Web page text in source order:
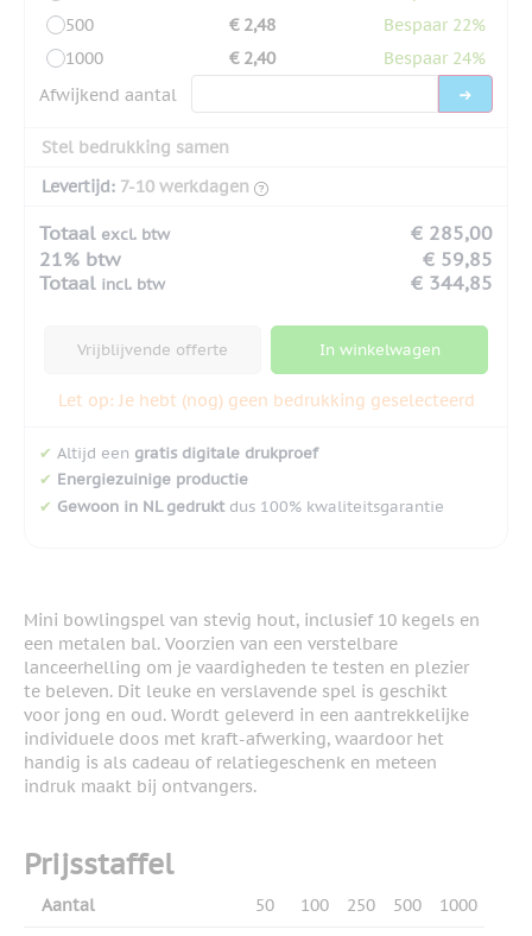
500
€ 2,48
Bespaar 22%
1000
€ 2,40
Bespaar 24%
Afwijkend aantal
Stel bedrukking samen
Levertijd: 7-10 werkdagen
Totaal excl. btw
€ 285,00
21% btw
€ 59,85
Totaal incl. btw € 344,85
Vrijblijvende offerte In winkelwagen
Let op: Je hebt (nog) geen bedrukking geselecteerd
✔ Altijd een gratis digitale drukproef
✔ Energiezuinige productie
✔ Gewoon in NL gedruktdus 100% kwaliteitsgarantie
Mini bowlingspel van stevig hout, inclusief 10 kegels en
een metalen bal. Voorzien van een verstelbare
lanceerhelling om je vaardigheden te testen en plezier
te beleven. Dit leuke en verslavende spel is geschikt
voor jong en oud. Wordt geleverd in een aantrekkelijke
individuele doos met kraft-afwerking, waardoor het
handig is als cadeau of relatiegeschenk en meteen
indruk maakt bij ontvangers.
Prijsstaffel
Aantal 50 100 250 500 1000